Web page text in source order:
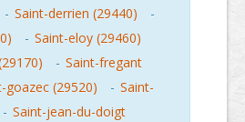
- Saint-derrien (29440)
-
- Saint-eloy (29460)
- Saint-fregant
goazec (29520) - Saint-
- Saint-jean-du-doigt